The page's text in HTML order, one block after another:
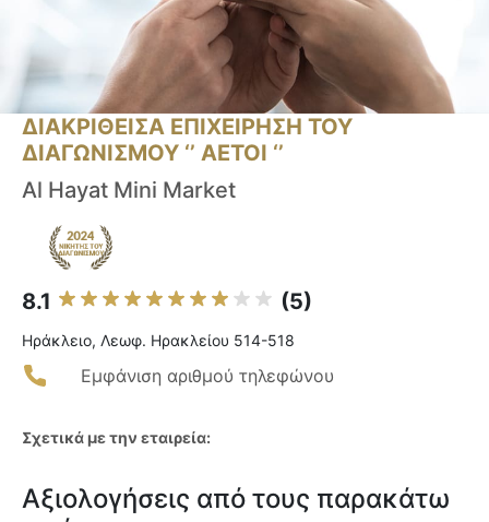
ΔΙΑΚΡΙΘΕΙΣΑ ΕΠΙΧΕΙΡΗΣΗ ΤΟΥ
ΔΙΑΓΩΝΙΣΜΟΥ ‘’ ΑΕΤΟΙ ‘’
Al Hayat Mini Market
8.1 (5)
Ηράκλειο, Λεωφ. Ηρακλείου 514-518
Εμφάνιση αριθμού τηλεφώνου
Σχετικά με την εταιρεία:
Αξιολογήσεις από τους παρακάτω